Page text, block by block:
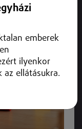
emberek
ilyenkor
az ellátásukra.